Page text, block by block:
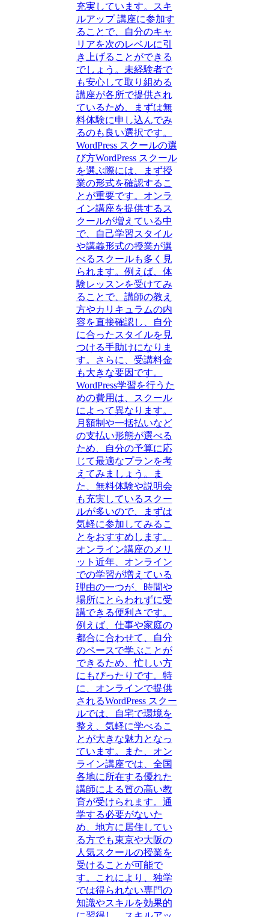
充実しています。スキ
ルアップ 講座に参加す
ることで、自分のキャ
リアを次のレベルに引
き上げることができる
でしょう。未経験者で
も安心して取り組める
講座が各所で提供され
ているため、まずは無
料体験に申し込んでみ
るのも良い選択です。
WordPress スクールの選
び方WordPress スクール
を選ぶ際には、まず授
業の形式を確認するこ
とが重要です。オンラ
イン講座を提供するス
クールが増えている中
で、自己学習スタイル
や講義形式の授業が選
べるスクールも多く見
られます。例えば、体
験レッスンを受けてみ
ることで、講師の教え
方やカリキュラムの内
容を直接確認し、自分
に合ったスタイルを見
つける手助けになりま
す。さらに、受講料金
も大きな要因です。
WordPress学習を行うた
めの費用は、スクール
によって異なります。
月額制や一括払いなど
の支払い形態が選べる
ため、自分の予算に応
じて最適なプランを考
えてみましょう。ま
た、無料体験や説明会
も充実しているスクー
ルが多いので、まずは
気軽に参加してみるこ
とをおすすめします。
オンライン講座のメリ
ット近年、オンライン
での学習が増えている
理由の一つが、時間や
場所にとらわれずに受
講できる便利さです。
例えば、仕事や家庭の
都合に合わせて、自分
のペースで学ぶことが
できるため、忙しい方
にもぴったりです。特
に、オンラインで提供
されるWordPress スクー
ルでは、自宅で環境を
整え、気軽に学べるこ
とが大きな魅力となっ
ています。また、オン
ライン講座では、全国
各地に所在する優れた
講師による質の高い教
育が受けられます。通
学する必要がないた
め、地方に居住してい
る方でも東京や大阪の
人気スクールの授業を
受けることが可能で
す。これにより、独学
では得られない専門の
知識やスキルを効果的